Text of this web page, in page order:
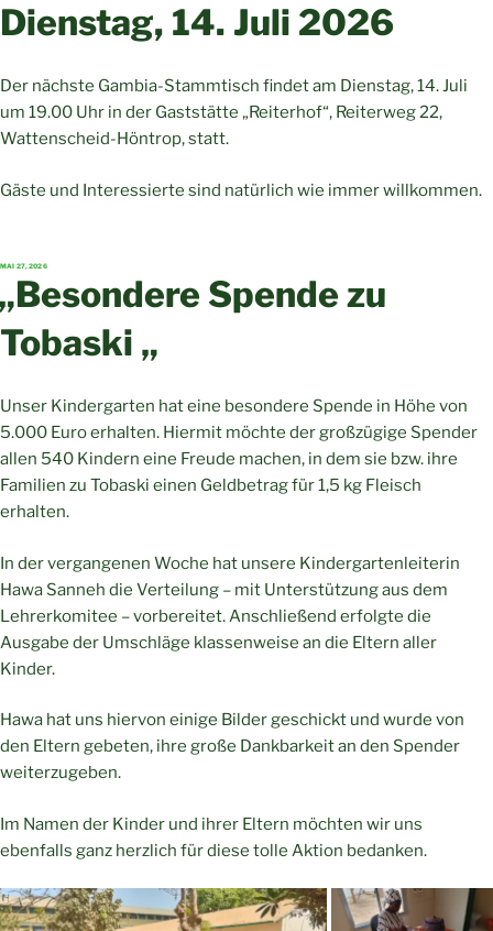
Dienstag, 14. Juli 2026
Der nächste Gambia-Stammtisch findet am Dienstag, 14. Juli
um 19.00 Uhr in der Gaststätte „Reiterhof“, Reiterweg 22,
Wattenscheid-Höntrop, statt.
Gäste und Interessierte sind natürlich wie immer willkommen.
VERÖFFENTLICHT
MAI 27, 2026
Spende zu
Tobaski „
Unser Kindergarten hat eine besondere Spende in Höhe von
5.000 Euro erhalten. Hiermit möchte der großzügige Spender
allen 540 Kindern eine Freude machen, in dem sie bzw. ihre
Familien zu Tobaski einen Geldbetrag für 1,5 kg Fleisch
erhalten.
In der vergangenen Woche hat unsere Kindergartenleiterin
Hawa Sanneh die Verteilung – mit Unterstützung aus dem
Lehrerkomitee – vorbereitet. Anschließend erfolgte die
Ausgabe der Umschläge klassenweise an die Eltern aller
Kinder.
Hawa hat uns hiervon einige Bilder geschickt und wurde von
den Eltern gebeten, ihre große Dankbarkeit an den Spender
weiterzugeben.
Im Namen der Kinder und ihrer Eltern möchten wir uns
ebenfalls ganz herzlich für diese tolle Aktion bedanken.